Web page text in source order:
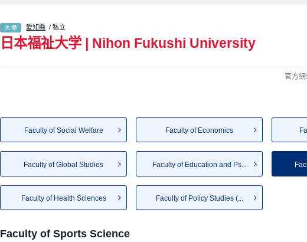
愛知縣 / 私立
日本福祉大学 | Nihon Fukushi University
官方
Faculty of Social Welfare Faculty of Economics
Faculty of Global Studies Faculty of Education and Ps...
Faculty of Health Sciences Faculty of Policy Studies (...
Faculty of Sports Science